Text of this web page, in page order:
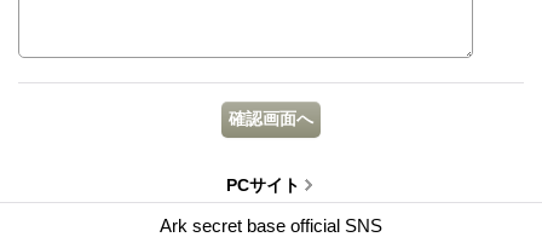
PCサイト
Ark secret base official SNS